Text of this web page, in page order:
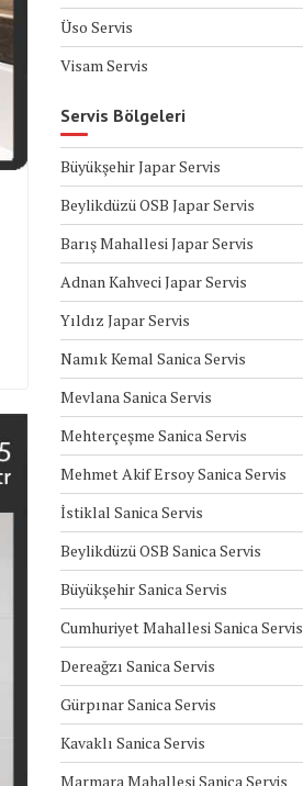
Üso Servis
Visam Servis
Servis Bölgeleri
Büyükşehir Japar Servis
Beylikdüzü OSB Japar Servis
Barış Mahallesi Japar Servis
Adnan Kahveci Japar Servis
Yıldız Japar Servis
Namık Kemal Sanica Servis
Mevlana Sanica Servis
Mehterçeşme Sanica Servis
Mehmet Akif Ersoy Sanica Servis
İstiklal Sanica Servis
Beylikdüzü OSB Sanica Servis
Büyükşehir Sanica Servis
Cumhuriyet Mahallesi Sanica Servis
Dereağzı Sanica Servis
Gürpınar Sanica Servis
Kavaklı Sanica Servis
Marmara Mahallesi Sanica Servis